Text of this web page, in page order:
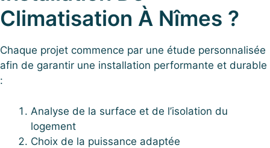
Climatisation À Nîmes ?
Chaque projet commence par une étude personnalisée
afin de garantir une installation performante et durable
:
Analyse de la surface et de l’isolation du
logement
Choix de la puissance adaptée